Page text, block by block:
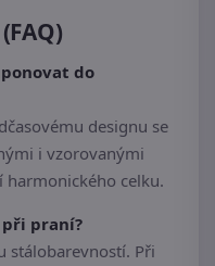
do
designu se
i vzorovanými
celku.
při praní?
stálobarevností. Při